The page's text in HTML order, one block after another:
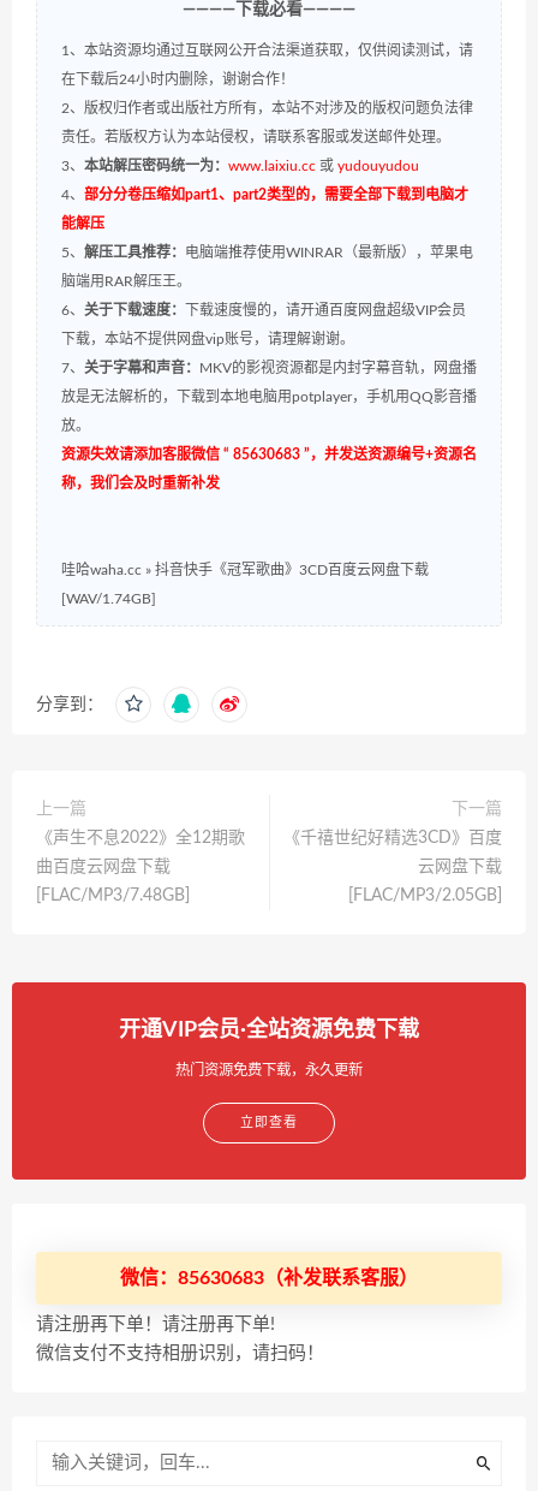
————下载必看————
1、本站资源均通过互联网公开合法渠道获取，仅供阅读测试，请
在下载后24小时内删除，谢谢合作！
2、版权归作者或出版社方所有，本站不对涉及的版权问题负法律
责任。若版权方认为本站侵权，请联系客服或发送邮件处理。
3、 本站解压密码统一为： www.laixiu.cc 或 yudouyudou
4、 部分分卷压缩如part1、part2类型的，需要全部下载到电脑才
能解压
5、 解压工具推荐： 电脑端推荐使用WINRAR（最新版），苹果电
脑端用RAR解压王。
6、 关于下载速度：
下载速度慢的，请开通百度网盘超级VIP会员
下载，本站不提供网盘vip账号，请理解谢谢。
7、 关于字幕和声音： MKV的影视资源都是内封字幕音轨，网盘播
放是无法解析的，下载到本地电脑用potplayer，手机用QQ影音播
放。
资源失效请添加客服微信 “ 85630683 ”，并发送资源编号+资源名
称，我们会及时重新补发
哇哈waha.cc » 抖音快手《冠军歌曲》3CD百度云网盘下载
[WAV/1.74GB]
分享到：
上一篇
《声生不息2022》全12期歌
曲百度云网盘下载
[FLAC/MP3/7.48GB]
下一篇
《千禧世纪好精选3CD》百度
云网盘下载
[FLAC/MP3/2.05GB]
开通VIP会员·全站资源免费下载
热门资源免费下载，永久更新
立即查看
微信：85630683（补发联系客服）
请注册再下单！请注册再下单!
微信支付不支持相册识别，请扫码！